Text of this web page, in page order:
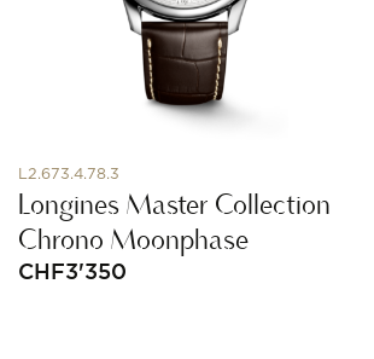
L2.673.4.78.3
Longines Master Collection
Chrono Moonphase
CHF3'350